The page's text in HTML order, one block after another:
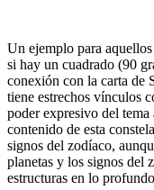
Un ejemplo para
si hay un cuadrado (90
conexión con la carta de
tiene estrechos vínculos
poder expresivo del
contenido de esta
signos del zodíaco,
planetas y los signos del
estructuras en lo